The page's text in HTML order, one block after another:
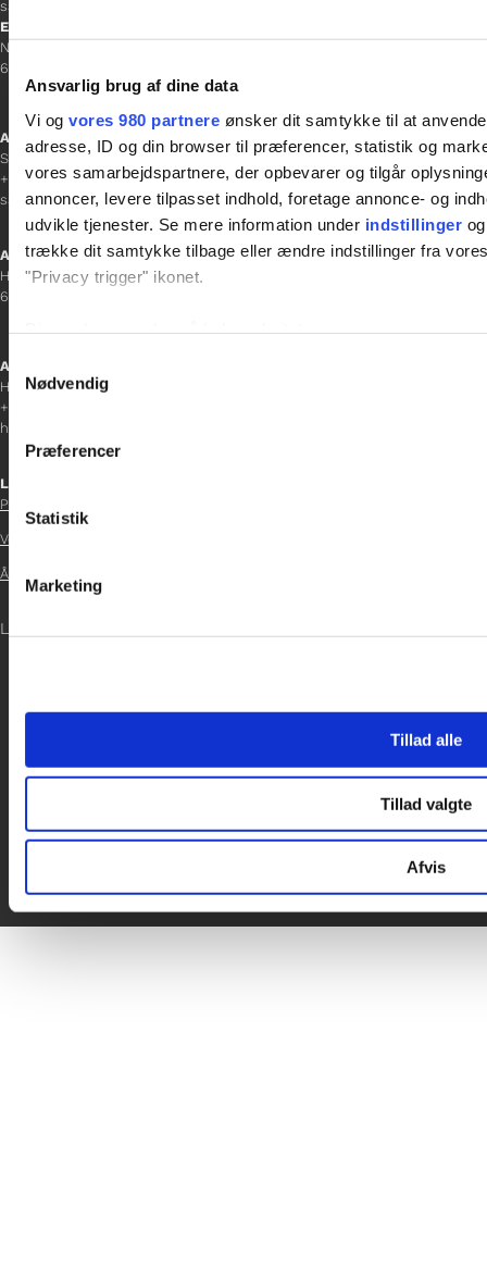
Ansvarlig brug af dine data
Vi og vores 980 partnere ønsker dit samtykke til at
adresse, ID og din browser til præferencer, statistik og
vores samarbejdspartnere, der opbevarer og tilgår
annoncer, levere tilpasset indhold, foretage annonce- og
udvikle tjenester. Se mere information under indstillinger
trække dit samtykke tilbage eller ændre indstillinger fra
"Privacy trigger" ikonet.
Vi bruger cookies til at tilpasse vores indhold og annoncer,
data med andre oplysninger, du har givet dem, eller som de
Samtykkevalg
Nødvendig
Præferencer
Statistik
Marketing
Tillad alle
Tillad valgte
Afvis
sacha.lw@gladfonden.dk
Esbjerg
Norgesgade 1, 2. sal
6700 Esbjerg
Afdelingschef
Sanne Hansen
+45 23 69 19 35
sanne.h@gladfonden.dk
Aabenraa
H P Hanssens Gade 23, 2.
6200 Aabenraa
Afdelingschef
Helene Teichert
+45 29 37 32 41
helene.t@gladfonden.dk
Links
Persondatapolitik
Vedtægter
Årsrapport 2021
LOG IND